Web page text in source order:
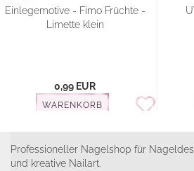
Einlegemotive - Fimo Früchte -
Limette klein
0,99 EUR
WARENKORB
Professioneller Nagelshop für
und kreative Nailart.